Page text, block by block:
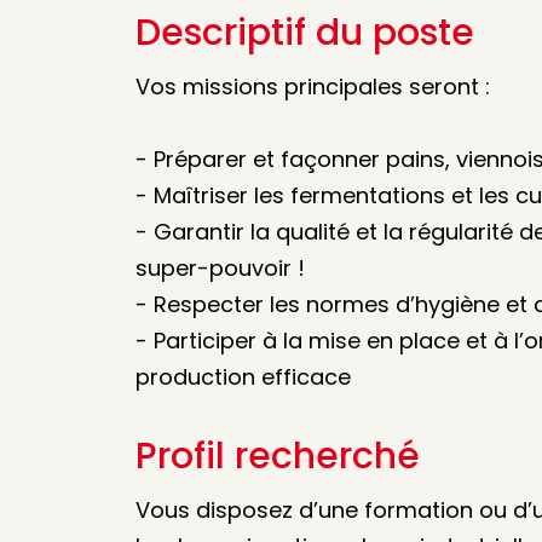
Descriptif du poste
Vos missions principales seront :
- Préparer et façonner pains,
- Maîtriser les fermentations et les
- Garantir la qualité et la régularité
super-pouvoir !
- Respecter les normes d’hygiène
- Participer à la mise en place et à
production efficace
Profil recherché
Vous disposez d’une formation ou